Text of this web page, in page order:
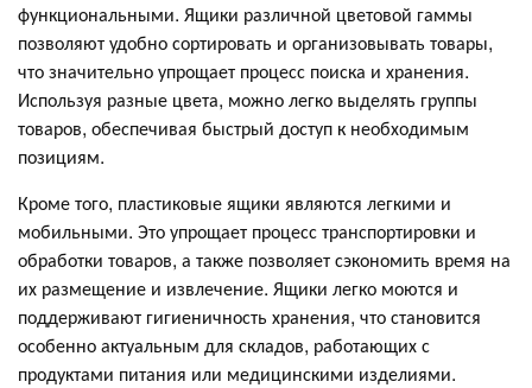
функциональными. Ящики различной цветовой гаммы
позволяют удобно сортировать и организовывать товары,
что значительно упрощает процесс поиска и хранения.
Используя разные цвета, можно легко выделять группы
товаров, обеспечивая быстрый доступ к необходимым
позициям.
Кроме того, пластиковые ящики являются легкими и
мобильными. Это упрощает процесс транспортировки и
обработки товаров, а также позволяет сэкономить время на
их размещение и извлечение. Ящики легко моются и
поддерживают гигиеничность хранения, что становится
особенно актуальным для складов, работающих с
продуктами питания или медицинскими изделиями.